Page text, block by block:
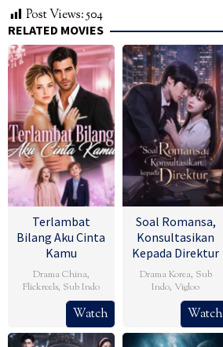
Post Views:504
RELATED MOVIES
Terlambat
Bilang Aku Cinta
Kamu
Drama China,
Flickreels, Sub Indo
Watch
Soal Romansa,
Konsultasikan
Kepada Direktur
Drama Korea, Sub
Indo,Vigloo
Watch